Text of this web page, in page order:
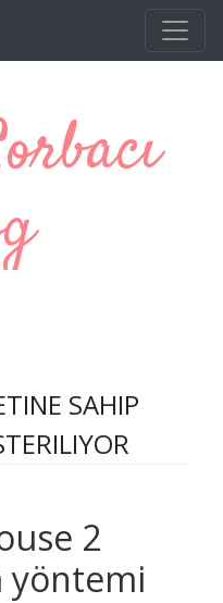
SAHIP
2
yöntemi